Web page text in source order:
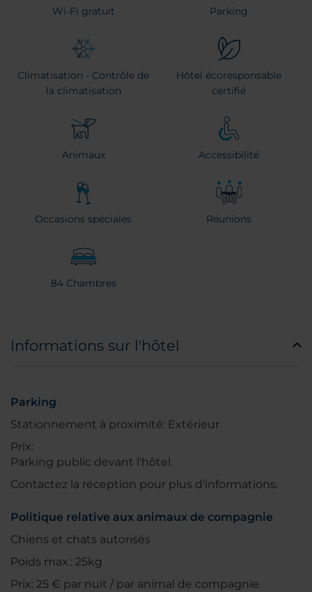
Wi-Fi gratuit Parking
Climatisation - Contrôle de
la climatisation
Hôtel écoresponsable
certifié
Animaux Accessibilité
Occasions spéciales Réunions
84 Chambres
Informations sur l'hôtel
Parking
Stationnement à proximité: Extérieur
Prix:
Parking public devant l'hôtel.
Contactez la réception pour plus d'informations.
Politique relative aux animaux de compagnie
Chiens et chats autorisés
Poids max.: 25kg
Prix: 25 € par nuit / par animal de compagnie.